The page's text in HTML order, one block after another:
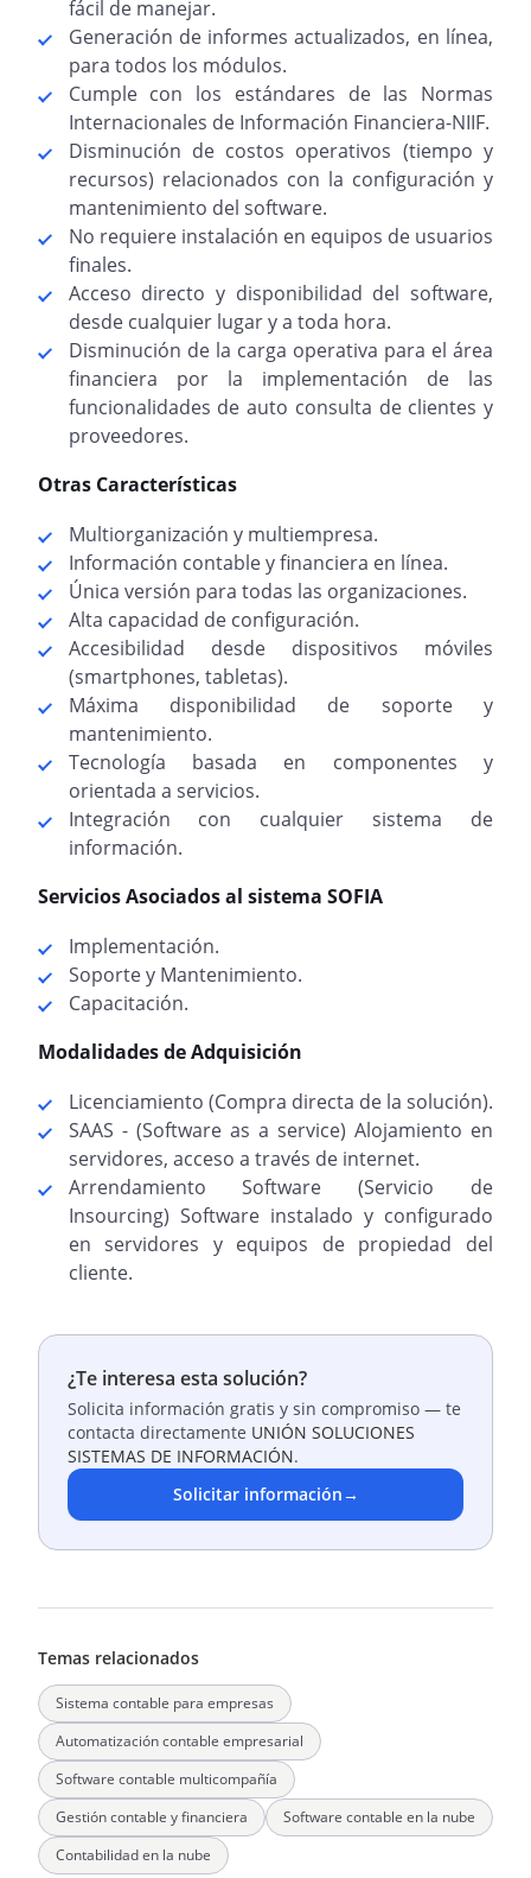
fácil de manejar.
Generación de informes actualizados, en línea,
para todos los módulos.
Cumple con los estándares de las Normas
Internacionales de Información Financiera-NIIF.
Disminución de costos operativos (tiempo y
recursos) relacionados con la configuración y
mantenimiento del software.
No requiere instalación en equipos de usuarios
finales.
Acceso directo y disponibilidad del software,
desde cualquier lugar y a toda hora.
Disminución de la carga operativa para el área
financiera por la implementación de las
funcionalidades de auto consulta de clientes y
proveedores.
Otras Características
Multiorganización y multiempresa.
Información contable y financiera en línea.
Única versión para todas las organizaciones.
Alta capacidad de configuración.
Accesibilidad desde dispositivos móviles
(smartphones, tabletas).
Máxima disponibilidad de soporte y
mantenimiento.
Tecnología basada en componentes y
orientada a servicios.
Integración con cualquier sistema de
información.
Servicios Asociados al sistema SOFIA
Implementación.
Soporte y Mantenimiento.
Capacitación.
Modalidades de Adquisición
Licenciamiento (Compra directa de la solución).
SAAS - (Software as a service) Alojamiento en
servidores, acceso a través de internet.
Arrendamiento Software (Servicio de
Insourcing) Software instalado y configurado
en servidores y equipos de propiedad del
cliente.
¿Te interesa esta solución?
Solicita información gratis y sin compromiso — te
contacta directamente UNIÓN SOLUCIONES
SISTEMAS DE INFORMACIÓN.
Solicitar información→
Temas relacionados
Sistema contable para empresas
Automatización contable empresarial
Software contable multicompañía
Gestión contable y financiera
Software contable en la nube
Contabilidad en la nube